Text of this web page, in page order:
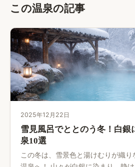
この温泉の記事
2025年12月22日
雪見風呂でととのう冬！白銀
泉10選
この冬は、雪景色と湯けむりが織